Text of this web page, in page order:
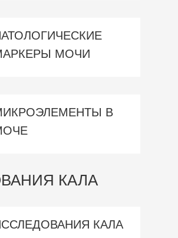
МОЧИ
В
КАЛА
КАЛА